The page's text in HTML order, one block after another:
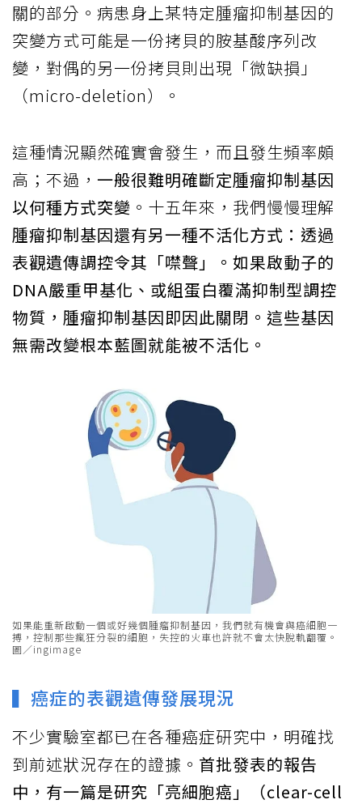
關的部分。病患身上某特定腫瘤抑制基因的
突變方式可能是一份拷貝的胺基酸序列改
變，對偶的另一份拷貝則出現「微缺損」
（micro-deletion）。
這種情況顯然確實會發生，而且發生頻率頗
高；不過， 一般很難明確斷定腫瘤抑制基因
以何種方式突變 。十五年來，我們慢慢理解
腫瘤抑制基因還有另一種不活化方式：透過
表觀遺傳調控令其「噤聲」。如果啟動子的
DNA嚴重甲基化、或組蛋白覆滿抑制型調控
物質，腫瘤抑制基因即因此關閉。這些基因
無需改變根本藍圖就能被不活化。
如果能重新啟動一個或好幾個腫瘤抑制基因，我們就有機會與癌細胞一
搏，控制那些瘋狂分裂的細胞，失控的火車也許就不會太快脫軌翻覆。
圖／ingimage
▍癌症的表觀遺傳發展現況
不少實驗室都已在各種癌症研究中，明確找
到前述狀況存在的證據。 首批發表的報告
中，有一篇是研究「亮細胞癌」（clear-cell